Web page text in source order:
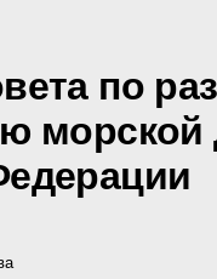
по
морской